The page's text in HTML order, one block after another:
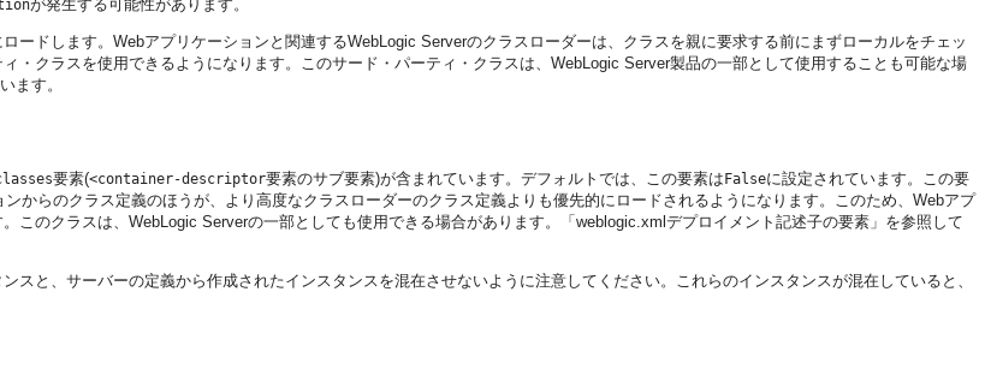
が発生する可能性があります。
ドします。Webアプリケーションと関連するWebLogic Serverのクラスローダーは、クラスを親に要求する前にまずローカルをチェッ
・クラスを使用できるようになります。このサード・パーティ・クラスは、WebLogic Server製品の一部として使用することも可能な場
ます。
要素(<container-descriptor要素のサブ要素)が含まれています。デフォルトでは、この要素はFalseに設定されています。この要
からのクラス定義のほうが、より高度なクラスローダーのクラス定義よりも優先的にロードされるようになります。このため、Webアプ
このクラスは、WebLogic Serverの一部としても使用できる場合があります。「weblogic.xmlデプロイメント記述子の要素」を参照して
と、サーバーの定義から作成されたインスタンスを混在させないように注意してください。これらのインスタンスが混在していると、